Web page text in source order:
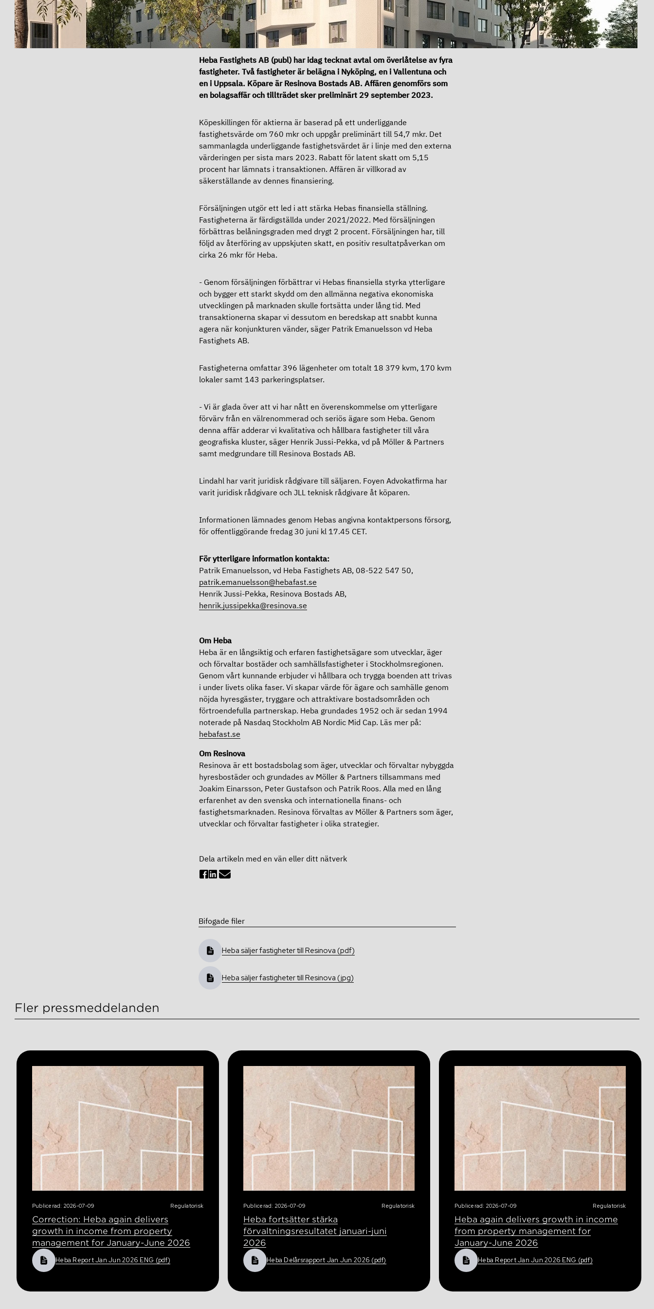
Heba Fastighets AB (publ) har idag tecknat avtal om överlåtelse av fyra
fastigheter. Två fastigheter är belägna i Nyköping, en i Vallentuna och
en i Uppsala. Köpare är Resinova Bostads AB. Affären genomförs som
en bolagsaffär och tillträdet sker preliminärt 29 september 2023.
Köpeskillingen för aktierna är baserad på ett underliggande
fastighetsvärde om 760 mkr och uppgår preliminärt till 54,7 mkr. Det
sammanlagda underliggande fastighetsvärdet är i linje med den externa
värderingen per sista mars 2023. Rabatt för latent skatt om 5,15
procent har lämnats i transaktionen. Affären är villkorad av
säkerställande av dennes finansiering.
Försäljningen utgör ett led i att stärka Hebas finansiella ställning.
Fastigheterna är färdigställda under 2021/2022. Med försäljningen
förbättras belåningsgraden med drygt 2 procent. Försäljningen har, till
följd av återföring av uppskjuten skatt, en positiv resultatpåverkan om
cirka 26 mkr för Heba.
- Genom försäljningen förbättrar vi Hebas finansiella styrka ytterligare
och bygger ett starkt skydd om den allmänna negativa ekonomiska
utvecklingen på marknaden skulle fortsätta under lång tid. Med
transaktionerna skapar vi dessutom en beredskap att snabbt kunna
agera när konjunkturen vänder, säger Patrik Emanuelsson vd Heba
Fastighets AB.
Fastigheterna omfattar 396 lägenheter om totalt 18 379 kvm, 170 kvm
lokaler samt 143 parkeringsplatser.
- Vi är glada över att vi har nått en överenskommelse om ytterligare
förvärv från en välrenommerad och seriös ägare som Heba. Genom
denna affär adderar vi kvalitativa och hållbara fastigheter till våra
geografiska kluster, säger Henrik Jussi-Pekka, vd på Möller & Partners
samt medgrundare till Resinova Bostads AB.
Lindahl har varit juridisk rådgivare till säljaren. Foyen Advokatfirma har
varit juridisk rådgivare och JLL teknisk rådgivare åt köparen.
Informationen lämnades genom Hebas angivna kontaktpersons försorg,
för offentliggörande fredag 30 juni kl 17.45 CET.
För ytterligare information kontakta:
Patrik Emanuelsson, vd Heba Fastighets AB, 08-522 547 50,
patrik.emanuelsson@hebafast.se
Henrik Jussi-Pekka, Resinova Bostads AB,
henrik.jussipekka@resinova.se
Om Heba
Heba är en långsiktig och erfaren fastighetsägare som utvecklar, äger
och förvaltar bostäder och samhällsfastigheter i Stockholmsregionen.
Genom vårt kunnande erbjuder vi hållbara och trygga boenden att trivas
i under livets olika faser. Vi skapar värde för ägare och samhälle genom
nöjda hyresgäster, tryggare och attraktivare bostadsområden och
förtroendefulla partnerskap. Heba grundades 1952 och är sedan 1994
noterade på Nasdaq Stockholm AB Nordic Mid Cap. Läs mer på:
hebafast.se
Om Resinova
Resinova är ett bostadsbolag som äger, utvecklar och förvaltar nybyggda
hyresbostäder och grundades av Möller & Partners tillsammans med
Joakim Einarsson, Peter Gustafson och Patrik Roos. Alla med en lång
erfarenhet av den svenska och internationella finans- och
fastighetsmarknaden. Resinova förvaltas av Möller & Partners som äger,
utvecklar och förvaltar fastigheter i olika strategier.
Dela artikeln med en vän eller ditt nätverk
Bifogade filer
Heba säljer fastigheter till Resinova (pdf)
Heba säljer fastigheter till Resinova (jpg)
Fler pressmeddelanden
Publicerad: 2026-07-09 Regulatorisk
Correction: Heba again delivers
growth in income from property
management for January-June 2026
Heba Report Jan Jun 2026 ENG (pdf)
Publicerad: 2026-07-09 Regulatorisk
Heba fortsätter stärka
förvaltningsresultatet januari-juni
2026
Heba Delårsrapport Jan Jun 2026 (pdf)
Publicerad: 2026-07-09 Regulatorisk
Heba again delivers growth in income
from property management for
January-June 2026
Heba Report Jan Jun 2026 ENG (pdf)